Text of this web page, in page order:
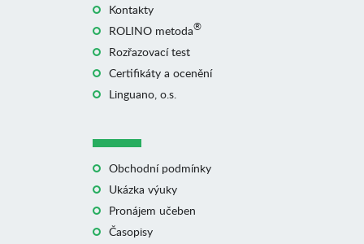
Kontakty
ROLINO metoda®
Rozřazovací test
Certifikáty a ocenění
Linguano, o.s.
Obchodní podmínky
Ukázka výuky
Pronájem učeben
Časopisy